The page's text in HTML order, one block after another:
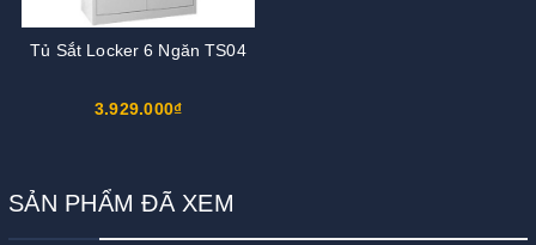
Tủ Sắt Locker 6 Ngăn TS04
3.929.000₫
SẢN PHẨM ĐÃ XEM